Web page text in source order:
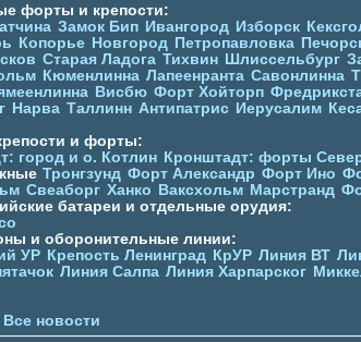
форты и крепости:
Замок Бип Ивангород Изборск
Копорье Новгород Петропавловка
Старая Ладога Тихвин Шлиссельбург
Кюменлинна Лапеенранта Савонлинна
Висбю Форт Хойторп
Нарва Таллинн Антипатрис Иерусалим
и форты:
город и о. Котлин
Кронштадт: форты
Тронгзунд Форт Александр Форт Ино
Свеаборг Ханко Ваксхольм Марстранд
батареи и отдельные орудия:
и оборонительные линии:
УР Крепость Ленинград КрУР Линия ВТ
Линия Салпа Линия Харпарског
Все новости